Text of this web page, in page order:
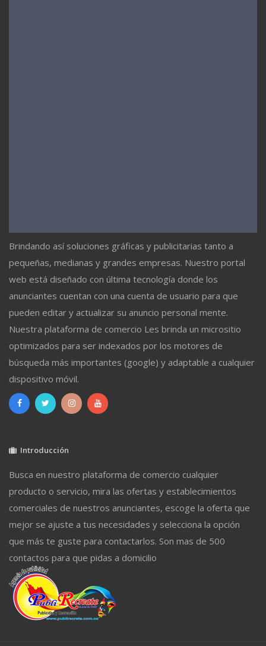
Brindando así soluciones gráficas y publicitarias tanto a
pequeñas, medianas y grandes empresas. Nuestro portal
web está diseñado con última tecnología donde los
anunciantes cuentan con una cuenta de usuario para que
pueden editar y actualizar su anuncio personal mente.
Nuestra plataforma de comercio Les brinda un micrositio
optimizados para ser indexados por los motores de
búsqueda más importantes (google) y adaptable a cualquier
dispositivo móvil.
Introducción
Busca en nuestro plataforma de comercio cualquier
producto o servicio, mira las ofertas y establecimientos
comerciales de nuestros anunciantes, escoge la oferta que
mejor se ajuste a tus necesidades y selecciona la opción
que más te guste para contactarlos. Son mas de 500
contactos para que pidas a domicilio